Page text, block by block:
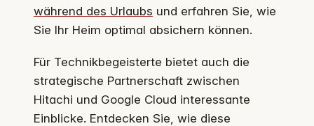
während des Urlaubs und erfahren Sie, wie
Sie Ihr Heim optimal absichern können.
Für Technikbegeisterte bietet auch die
strategische Partnerschaft zwischen
Hitachi und Google Cloud interessante
Einblicke. Entdecken Sie, wie diese